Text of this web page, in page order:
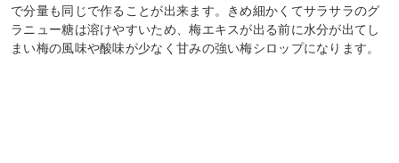
で分量も同じで作ることが出来ます。きめ細かくてサラサラのグ
ラニュー糖は溶けやすいため、梅エキスが出る前に水分が出てし
まい梅の風味や酸味が少なく甘みの強い梅シロップになります。